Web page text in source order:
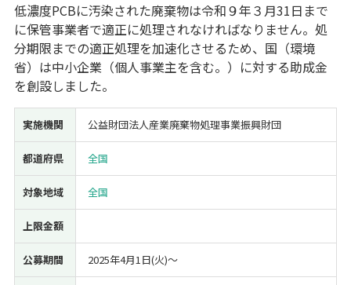
使い道
経営改善・経営強化 販路拡大 海外展開 設備投資
IT導入
起業・創業
事業承継 災害・被災者支援
コロナ関連
環境・省エネ
テレワーク
受付中のみ
低濃度PCBに汚染された廃棄物は令和９年３月31日まで
に保管事業者で適正に処理されなければなりません。処
分期限までの適正処理を加速化させるため、国（環境
省）は中小企業（個人事業主を含む。）に対する助成金
を創設しました。
実施機関 公益財団法人産業廃棄物処理事業振興財団
都道府県 全国
対象地域 全国
上限金額
公募期間 2025年4月1日(火)〜